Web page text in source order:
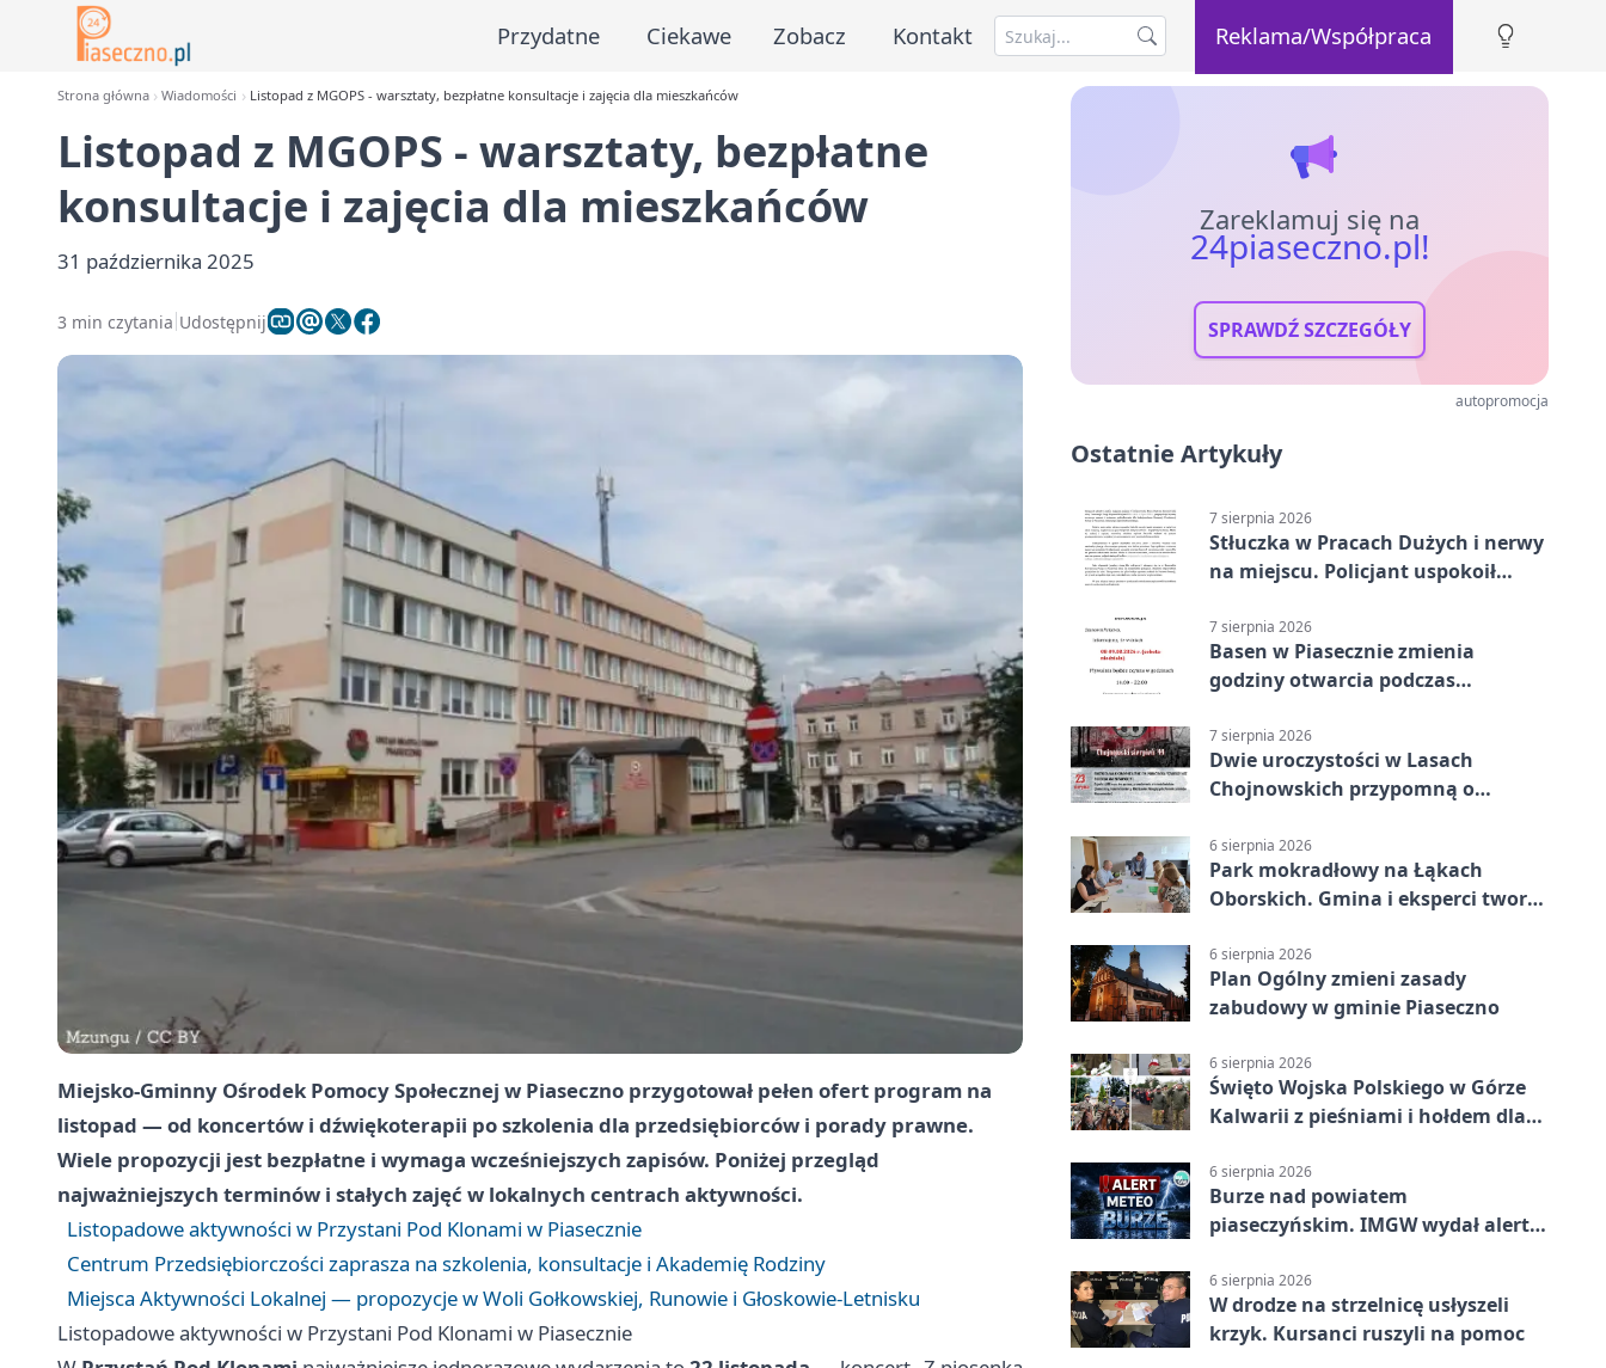
Przydatne Ciekawe Zobacz Kontakt Reklama/Współpraca
Strona główna Wiadomości Listopad z MGOPS - warsztaty, bezpłatne konsultacje i zajęcia dla mieszkańców
Listopad z MGOPS - warsztaty, bezpłatne
konsultacje i zajęcia dla mieszkańców
31 października 2025
3 min czytania Udostępnij
Miejsko‑Gminny Ośrodek Pomocy Społecznej w Piaseczno przygotował pełen ofert program na
listopad — od koncertów i dźwiękoterapii po szkolenia dla przedsiębiorców i porady prawne.
Wiele propozycji jest bezpłatne i wymaga wcześniejszych zapisów. Poniżej przegląd
najważniejszych terminów i stałych zajęć w lokalnych centrach aktywności.
Listopadowe aktywności w Przystani Pod Klonami w Piasecznie
Centrum Przedsiębiorczości zaprasza na szkolenia, konsultacje i Akademię Rodziny
Miejsca Aktywności Lokalnej — propozycje w Woli Gołkowskiej, Runowie i Głoskowie‑Letnisku
Listopadowe aktywności w Przystani Pod Klonami w Piasecznie
Zareklamuj się na
24piaseczno.pl!
SPRAWDŹ SZCZEGÓŁY
autopromocja
Ostatnie Artykuły
7 sierpnia 2026
Stłuczka w Pracach Dużych i nerwy
na miejscu. Policjant uspokoił
7 sierpnia 2026
Basen w Piasecznie zmienia
godziny otwarcia podczas
7 sierpnia 2026
Dwie uroczystości w Lasach
Chojnowskich przypomną o
6 sierpnia 2026
Park mokradłowy na Łąkach
Oborskich. Gmina i eksperci tworzą
6 sierpnia 2026
Plan Ogólny zmieni zasady
zabudowy w gminie Piaseczno
6 sierpnia 2026
Święto Wojska Polskiego w Górze
Kalwarii z pieśniami i hołdem dla
6 sierpnia 2026
Burze nad powiatem
piaseczyńskim. IMGW wydał alert
6 sierpnia 2026
W drodze na strzelnicę usłyszeli
krzyk. Kursanci ruszyli na pomoc